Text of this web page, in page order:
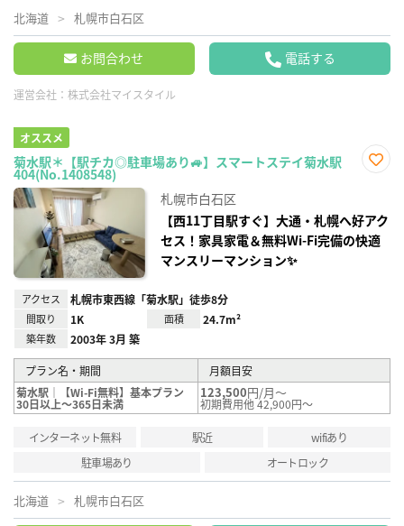
北海道 札幌市白石区
お問合わせ 電話する
運営会社： 株式会社マイスタイル
オススメ
菊水駅＊【駅チカ◎駐車場あり🚙】スマートステイ菊水駅
404(No.1408548)
録
札幌市白石区
【西11丁目駅すぐ】大通・札幌へ好アク
セス！家具家電＆無料Wi-Fi完備の快適
マンスリーマンション✨
アクセス 札幌市東西線「菊水駅」徒歩8分
間取り 1K 面積 24.7m²
築年数 2003年 3月 築
プラン名・期間
月額目安
菊水駅｜【Wi-Fi無料】基本プラン
30日以上～365日未満
123,500円/月～
初期費用他 42,900円～
インターネット無料 駅近
wifiあり
駐車場あり
オートロック
北海道 札幌市白石区